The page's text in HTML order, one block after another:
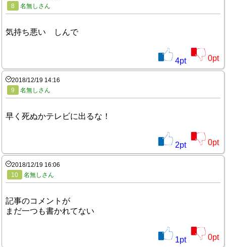
8
名無しさん
気持ち悪い しんで
4pt 0pt
2018/12/19 14:16
9
名無しさん
早く死ぬかテレビに出るな！
2pt 0pt
2018/12/19 16:06
10
名無しさん
記事のコメントが
まだ一つも書かれてない
1pt 0pt